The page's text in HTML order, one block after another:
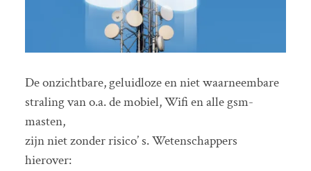
De onzichtbare, geluidloze en niet waarneembare
straling van o.a. de mobiel, Wifi en alle gsm-
masten,
zijn niet zonder risico’ s. Wetenschappers
hierover: